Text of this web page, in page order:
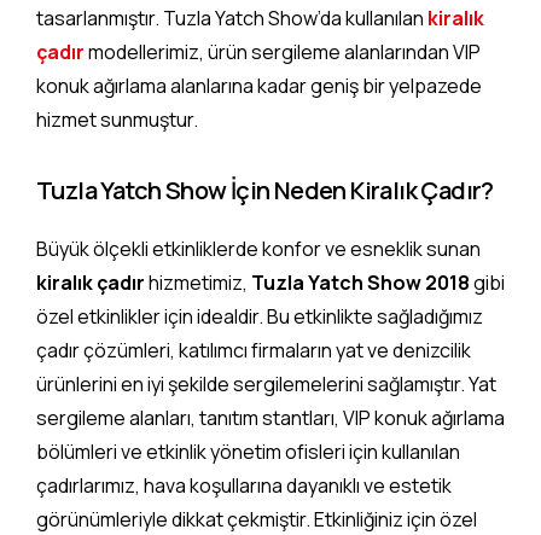
tasarlanmıştır. Tuzla Yatch Show’da kullanılan kiralık
çadırmodellerimiz, ürün sergileme alanlarından VIP
konuk ağırlama alanlarına kadar geniş bir yelpazede
hizmet sunmuştur.
Tuzla Yatch Show İçin Neden Kiralık Çadır?
Büyük ölçekli etkinliklerde konfor ve esneklik sunan
kiralık çadırhizmetimiz, Tuzla Yatch Show 2018gibi
özel etkinlikler için idealdir. Bu etkinlikte sağladığımız
çadır çözümleri, katılımcı firmaların yat ve denizcilik
ürünlerini en iyi şekilde sergilemelerini sağlamıştır. Yat
sergileme alanları, tanıtım stantları, VIP konuk ağırlama
bölümleri ve etkinlik yönetim ofisleri için kullanılan
çadırlarımız, hava koşullarına dayanıklı ve estetik
görünümleriyle dikkat çekmiştir. Etkinliğiniz için özel